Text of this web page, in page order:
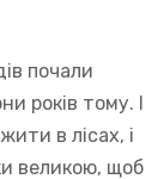
почали
років тому. І
в лісах, і
великою, щоб